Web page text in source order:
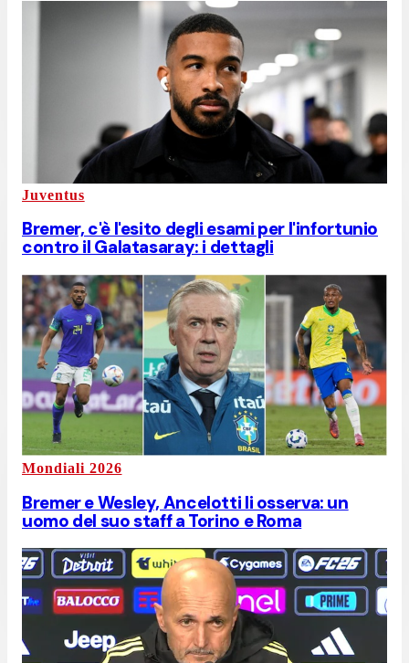
Juventus
Bremer, c'è l'esito degli esami per l'infortunio
contro il Galatasaray: i dettagli
Mondiali 2026
Bremer e Wesley, Ancelotti li osserva: un
uomo del suo staff a Torino e Roma